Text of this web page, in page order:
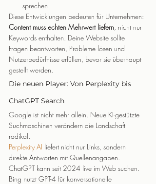
sprechen
Diese Entwicklungen bedeuten für Unternehmen:
Content muss echten Mehrwert liefern, nicht nur
Keywords enthalten. Deine Website sollte
Fragen beantworten, Probleme lösen und
Nutzerbedürfnisse erfüllen, bevor sie überhaupt
gestellt werden.
Die neuen Player: Von Perplexity bis
ChatGPT Search
Google ist nicht mehr allein. Neue KI-gestützte
Suchmaschinen verändern die Landschaft
radikal.
Perplexity AI liefert nicht nur Links, sondern
direkte Antworten mit Quellenangaben.
ChatGPT kann seit 2024 live im Web suchen.
Bing nutzt GPT-4 für konversationelle